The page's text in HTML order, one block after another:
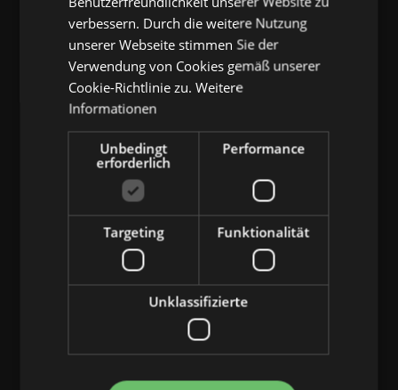
Waffen Guide
Skill-Magazine: Fundorte und Effekte
Rüstungen Guide
Neuste Dead by Daylight
Builds
Skull Merrchant
Ghost Face
verbessern. Durch die weitere Nutzung
unserer Webseite stimmen Sie der
Verwendung von Cookies gemäß unserer
Cookie-Richtlinie zu.Weitere
Informationen
Unbedingt
erforderlich
Performance
Targeting Funktionalität
Unklassifizierte